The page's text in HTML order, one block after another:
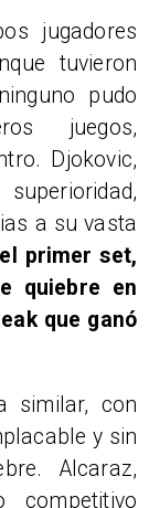
jugadores
tuvieron
pudo
juegos,
Djokovic,
a su vasta
primer set,
quiebre en
que ganó
similar, con
y sin
Alcaraz,
competitivo